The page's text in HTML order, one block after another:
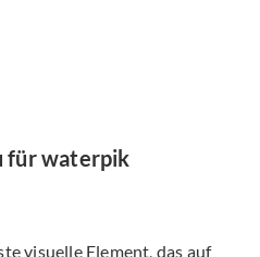
für waterpik
visuelle Element, das auf